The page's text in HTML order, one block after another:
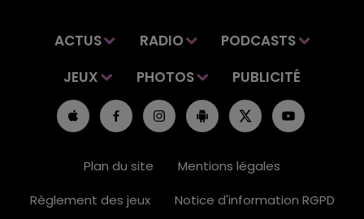
ACTUS RADIO
PODCASTS
JEUX
PHOTOS PUBLICITÉ
Plan du site
Mentions légales
Règlement des jeux
Notice d'information RGPD